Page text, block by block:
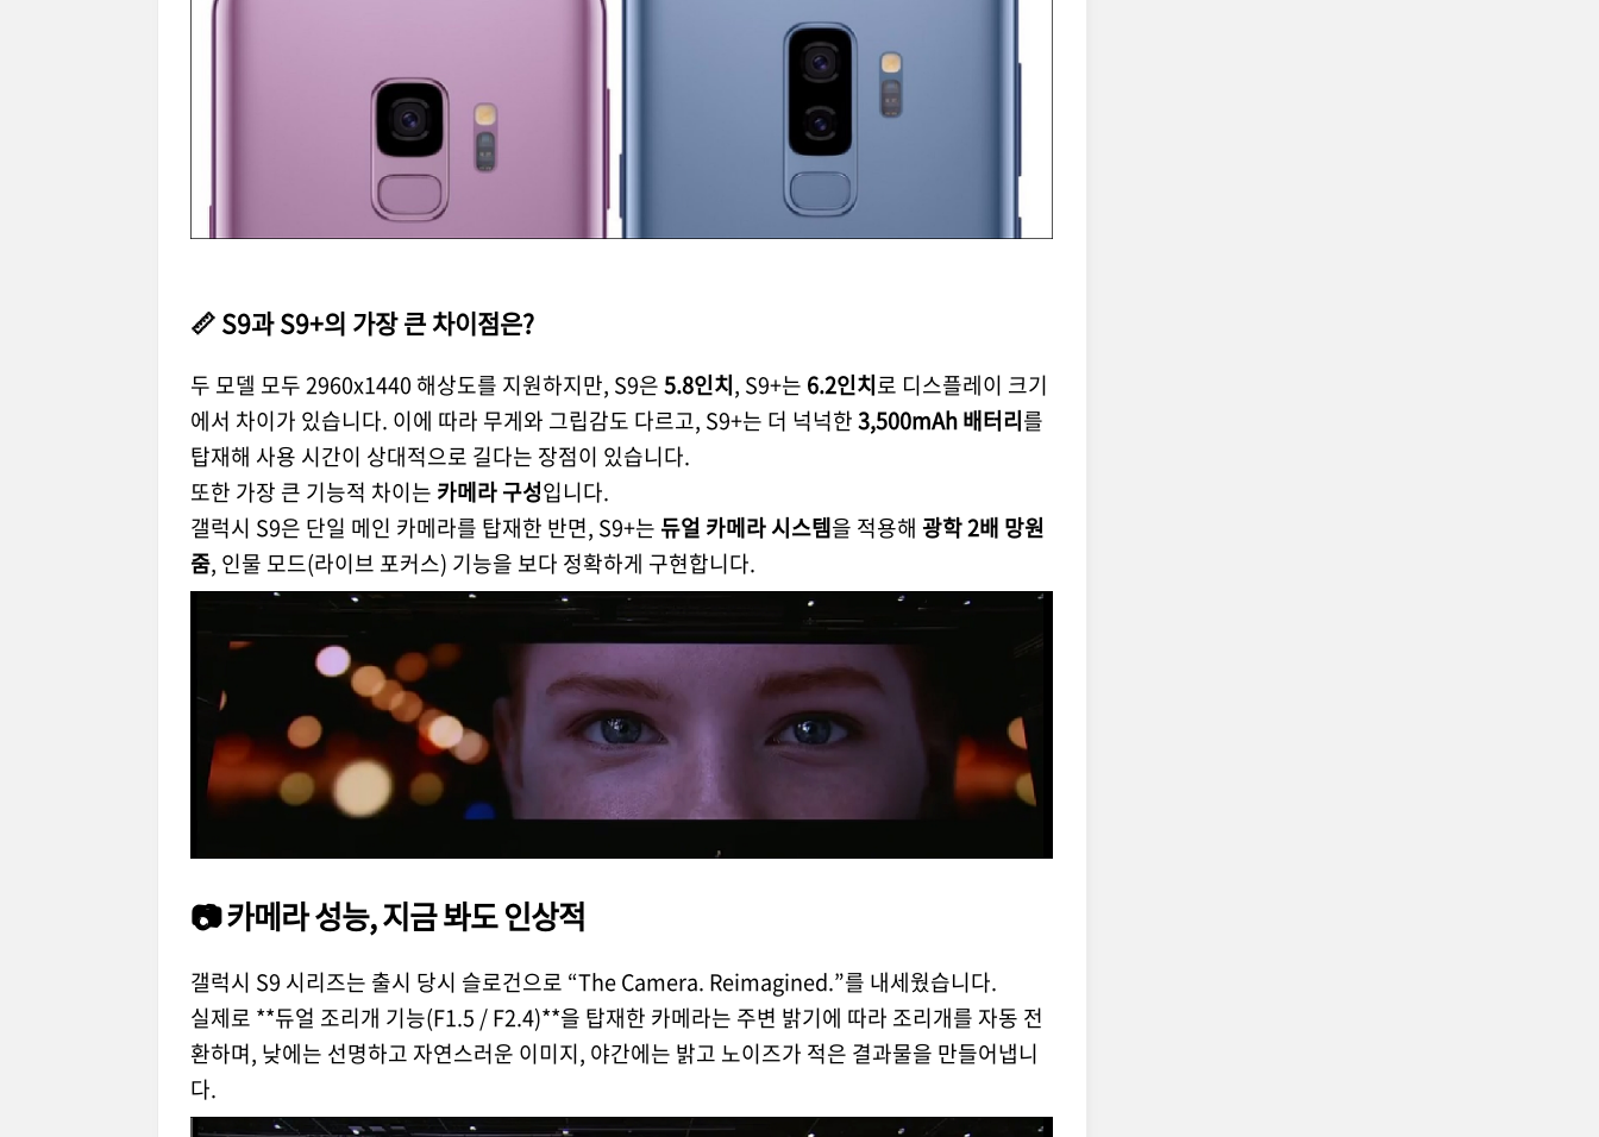
📏 S9과 S9+의 가장 큰 차이점은?
두 모델 모두 2960x1440 해상도를 지원하지만, S9은5.8인치, S9+는 6.2인치로 디스플레이 크기
에서 차이가 있습니다. 이에 따라 무게와 그립감도 다르고, S9+는 더 넉넉한3,500mAh 배터리를
탑재해 사용 시간이 상대적으로 길다는 장점이 있습니다.
또한 가장 큰 기능적 차이는 카메라 구성입니다.
갤럭시 S9은 단일 메인 카메라를 탑재한 반면, S9+는 듀얼 카메라 시스템을 적용해 광학 2배 망원
줌, 인물 모드(라이브 포커스) 기능을 보다 정확하게 구현합니다.
📷 카메라 성능, 지금 봐도 인상적
갤럭시 S9 시리즈는 출시 당시 슬로건으로 “The Camera. Reimagined.”를 내세웠습니다.
실제로 **듀얼 조리개 기능(F1.5 / F2.4)**을 탑재한 카메라는 주변 밝기에 따라 조리개를 자동 전
환하며, 낮에는 선명하고 자연스러운 이미지, 야간에는 밝고 노이즈가 적은 결과물을 만들어냅니
다.